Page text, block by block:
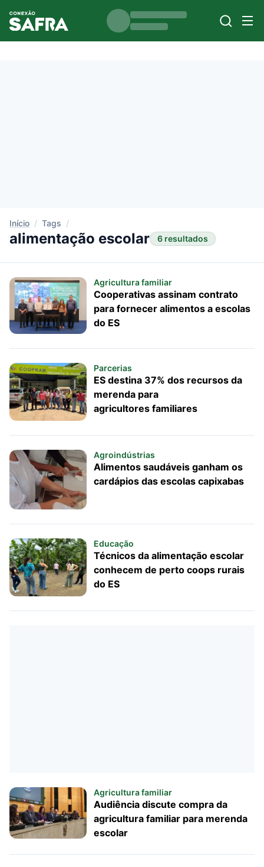
Início / Tags /
alimentação escolar 6 resultados
Agricultura familiar
Cooperativas assinam contrato
para fornecer alimentos a escolas
do ES
Parcerias
ES destina 37% dos recursos da
merenda para
agricultores familiares
Agroindústrias
Alimentos saudáveis ganham os
cardápios das escolas capixabas
Educação
Técnicos da alimentação escolar
conhecem de perto coops rurais
do ES
Agricultura familiar
Audiência discute compra da
agricultura familiar para merenda
escolar